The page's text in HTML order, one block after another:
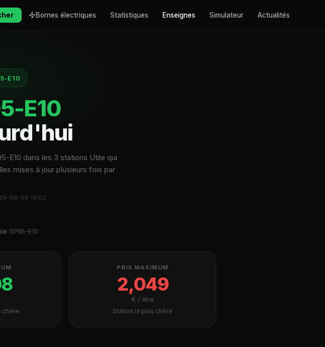
Bornes électriques Statistiques Enseignes Simulateur Actualités
E10
E10
E10 dans les 3 stations Utile qui
mises à jour plusieurs fois par
08-06 19:00
› SP95-E10
chère
PRIX MAXIMUM
2,049
€ / litre
Station la plus chère